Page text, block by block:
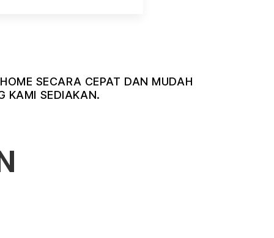
SECARA CEPAT DAN MUDAH
KAMI SEDIAKAN.